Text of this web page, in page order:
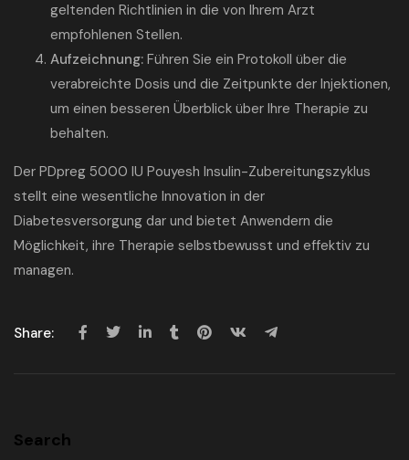
geltenden Richtlinien in die von Ihrem Arzt
empfohlenen Stellen.
Aufzeichnung: Führen Sie ein Protokoll über die
verabreichte Dosis und die Zeitpunkte der Injektionen,
um einen besseren Überblick über Ihre Therapie zu
behalten.
Der PDpreg 5000 IU Pouyesh Insulin-Zubereitungszyklus
stellt eine wesentliche Innovation in der
Diabetesversorgung dar und bietet Anwendern die
Möglichkeit, ihre Therapie selbstbewusst und effektiv zu
managen.
Share:
Search